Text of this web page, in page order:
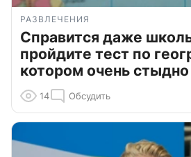
РАЗВЛЕЧЕНИЯ
Справится даже
пройдите тест по
котором очень
14 Обсудить